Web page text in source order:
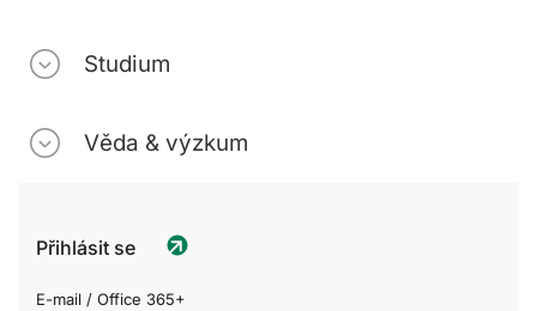
Studium
Věda & výzkum
Přihlásit se
E-mail / Office 365+